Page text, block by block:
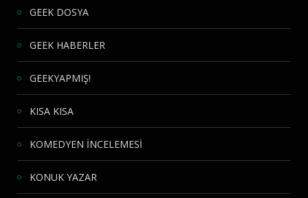
GEEK DOSYA
GEEK HABERLER
GEEKYAPMIŞ!
KISA KISA
KOMEDYEN İNCELEMESİ
KONUK YAZAR